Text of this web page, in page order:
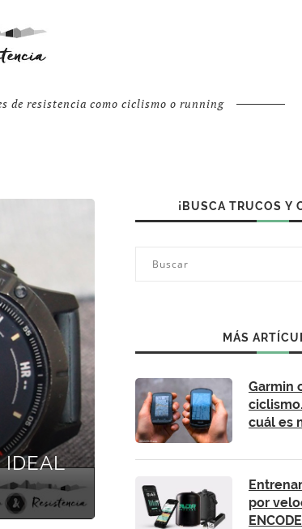
de resistencia como ciclismo o running
IDEAL
¡BUSCA TRUCOS Y
MÁS
Garmin
cuál es
por